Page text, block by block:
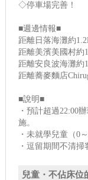
◇停車場完善！
■週邊情報■
距離日落海灘約
距離美濱美國村約
距離安良波海灘約
距離蕎麥麵店
■說明■
・預計超過22:00
施。
・未就學兒童（0
・逗留期間不清掃
兒童・不佔床位